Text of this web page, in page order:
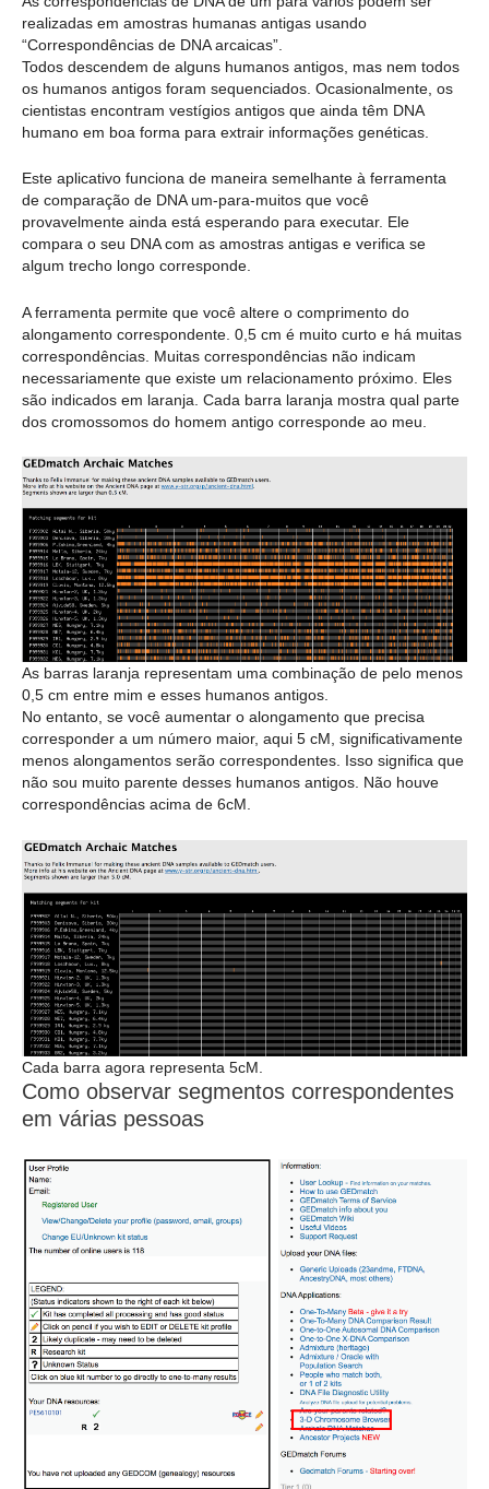
realizadas em amostras humanas antigas usando
“Correspondências de DNA arcaicas”.
Todos descendem de alguns humanos antigos, mas nem todos
os humanos antigos foram sequenciados. Ocasionalmente, os
cientistas encontram vestígios antigos que ainda têm DNA
humano em boa forma para extrair informações genéticas.
Este aplicativo funciona de maneira semelhante à ferramenta
de comparação de DNA um-para-muitos que você
provavelmente ainda está esperando para executar. Ele
compara o seu DNA com as amostras antigas e verifica se
algum trecho longo corresponde.
A ferramenta permite que você altere o comprimento do
alongamento correspondente. 0,5 cm é muito curto e há muitas
correspondências. Muitas correspondências não indicam
necessariamente que existe um relacionamento próximo. Eles
são indicados em laranja. Cada barra laranja mostra qual parte
dos cromossomos do homem antigo corresponde ao meu.
As barras laranja representam uma combinação de pelo menos
0,5 cm entre mim e esses humanos antigos.
No entanto, se você aumentar o alongamento que precisa
corresponder a um número maior, aqui 5 cM, significativamente
menos alongamentos serão correspondentes. Isso significa que
não sou muito parente desses humanos antigos. Não houve
correspondências acima de 6cM.
Cada barra agora representa 5cM.
Como observar segmentos correspondentes
em várias pessoas